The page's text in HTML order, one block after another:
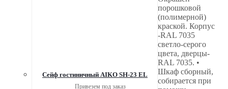
Сейф гостиничный AIKO SH-23 EL
Привезем под заказ
порошковой
(полимерной)
краской. Корпус
-RAL 7035
светло-серого
цвета, дверцы-
RAL 7035. •
Шкаф сборный,
собирается при